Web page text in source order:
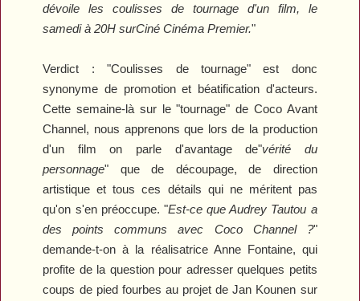
dévoile les coulisses de tournage d'un film, le
samedi à 20H surCiné Cinéma Premier."
Verdict :"Coulisses de tournage" est donc
synonyme de promotion et béatification d'acteurs.
Cette semaine-là sur le "tournage" de Coco Avant
Channel, nous apprenons que lors de la production
d'un film on parle d'avantage de"vérité du
personnage" que de découpage, de direction
artistique et tous ces détails qui ne méritent pas
qu'on s'en préoccupe. "Est-ce que Audrey Tautou a
des points communs avec Coco Channel ?"
demande-t-on à la réalisatrice Anne Fontaine, qui
profite de la question pour adresser quelques petits
coups de pied fourbes au projet de Jan Kounen sur